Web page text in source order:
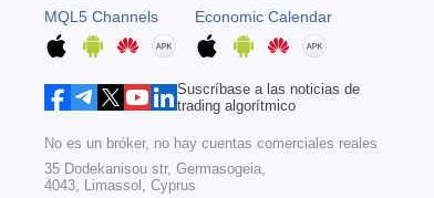
MQL5 Channels Economic Calendar
Suscríbase a las noticias de
trading algorítmico
No es un bróker, no hay cuentas comerciales reales
35 Dodekanisou str, Germasogeia,
4043, Limassol, Cyprus